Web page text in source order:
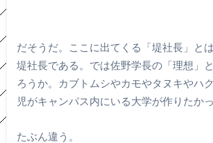
だそうだ。ここに出てくる「堤社長」と
堤社長である。では佐野学長の「理想」
ろうか。カブトムシやカモやタヌキやハ
児がキャンパス内にいる大学が作りたか
たぶん違う。